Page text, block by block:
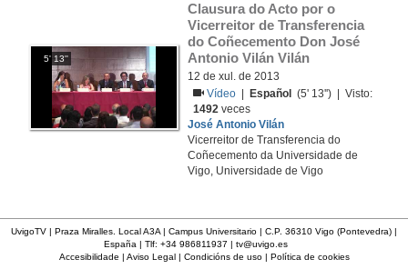
5' 13''
Clausura do Acto por o
Vicerreitor de Transferencia
do Coñecemento Don José
Antonio Vilán Vilán
12 de xul. de 2013
Vídeo
Español
(5' 13'') | Visto:
1492 veces
José Antonio Vilán
Vicerreitor de Transferencia do
Coñecemento da Universidade de
Vigo, Universidade de Vigo
UvigoTV | Praza Miralles. Local A3A | Campus Universitario | C.P. 36310 Vigo (Pontevedra) |
España | Tlf: +34 986811937 | tv@uvigo.es
Accesibilidade | Aviso Legal| Condicións de uso| Política de cookies